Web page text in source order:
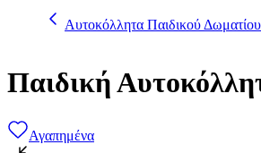
Αυτοκόλλητα Παιδικού Δωματίου
Παιδική
Αγαπημένα